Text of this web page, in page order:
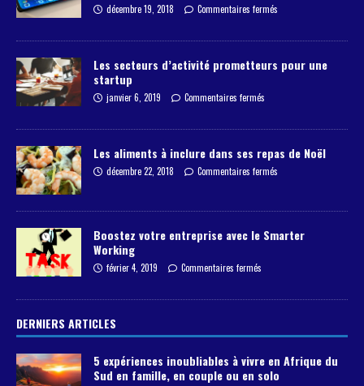
décembre 19, 2018 Commentaires fermés
Les secteurs d’activité prometteurs pour une
startup
janvier 6, 2019 Commentaires fermés
Les aliments à inclure dans ses repas de Noël
décembre 22, 2018 Commentaires fermés
Boostez votre entreprise avec le Smarter
Working
février 4, 2019 Commentaires fermés
DERNIERS ARTICLES
5 expériences inoubliables à vivre en Afrique du
Sud en famille, en couple ou en solo